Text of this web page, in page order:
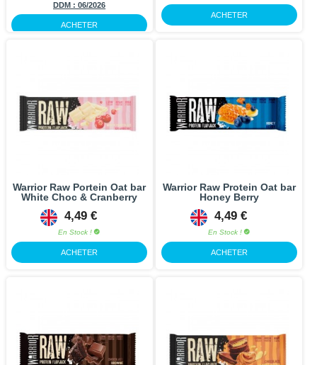
DDM :06/2026
ACHETER
ACHETER
Warrior Raw Portein Oat bar
White Choc & Cranberry
4,49 €
En Stock !
ACHETER
Warrior Raw Protein Oat bar
Honey Berry
4,49 €
En Stock !
ACHETER